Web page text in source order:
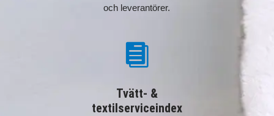
och leverantörer.

Tvätt- &
textilserviceindex